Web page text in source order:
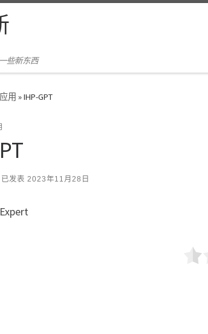
些新东西
用 »IHP-GPT
已发表 2023年11月28日